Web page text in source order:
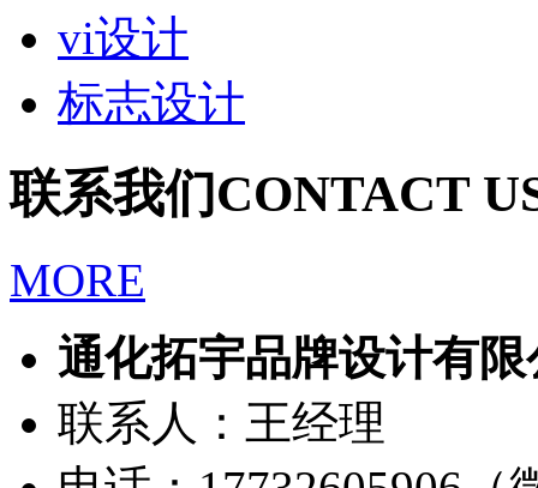
vi设计
标志设计
联系我们CONTACT
MORE
通化拓宇品牌设计有限
联系人：王经理